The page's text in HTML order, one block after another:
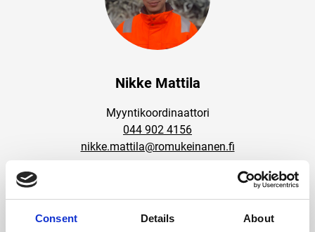
Consent Details About
Nikke Mattila
Myyntikoordinaattori
044 902 4156
nikke.mattila@romukeinanen.fi